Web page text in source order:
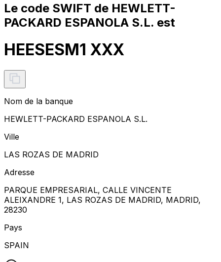
Le code SWIFT de HEWLETT-
PACKARD ESPANOLA S.L. est
HEESESM1 XXX
Nom de la banque
HEWLETT-PACKARD ESPANOLA S.L.
Ville
LAS ROZAS DE MADRID
Adresse
PARQUE EMPRESARIAL, CALLE VINCENTE
ALEIXANDRE 1, LAS ROZAS DE MADRID, MADRID,
28230
Pays
SPAIN